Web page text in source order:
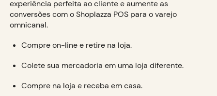
experiência perfeita ao cliente e aumente as
conversões com o Shoplazza POS para o varejo
omnicanal.
Compre on-line e retire na loja.
Colete sua mercadoria em uma loja diferente.
Compre na loja e receba em casa.